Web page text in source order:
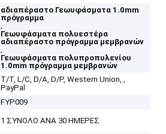
αδιαπέραστο Γεωυφάσματα 1.0mm
πρόγραμμα
,
Γεωυφάσματα πολυεστέρα
αδιαπέραστο πρόγραμμα μεμβρανών
,
Γεωυφάσματα πολυπροπυλενίου
1.0mm πρόγραμμα μεμβρανών
T/T, L/C, D/A, D/P, Western Union, ,
PayPal
FYP009
1 ΣΥΝΟΛΟ ΑΝΑ 30 ΗΜΕΡΕΣ